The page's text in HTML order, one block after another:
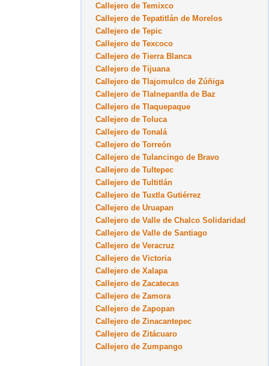
Callejero de Temixco
Callejero de Tepatitlán de Morelos
Callejero de Tepic
Callejero de Texcoco
Callejero de Tierra Blanca
Callejero de Tijuana
Callejero de Tlajomulco de Zúñiga
Callejero de Tlalnepantla de Baz
Callejero de Tlaquepaque
Callejero de Toluca
Callejero de Tonalá
Callejero de Torreón
Callejero de Tulancingo de Bravo
Callejero de Tultepec
Callejero de Tultitlán
Callejero de Tuxtla Gutiérrez
Callejero de Uruapan
Callejero de Valle de Chalco Solidaridad
Callejero de Valle de Santiago
Callejero de Veracruz
Callejero de Victoria
Callejero de Xalapa
Callejero de Zacatecas
Callejero de Zamora
Callejero de Zapopan
Callejero de Zinacantepec
Callejero de Zitácuaro
Callejero de Zumpango